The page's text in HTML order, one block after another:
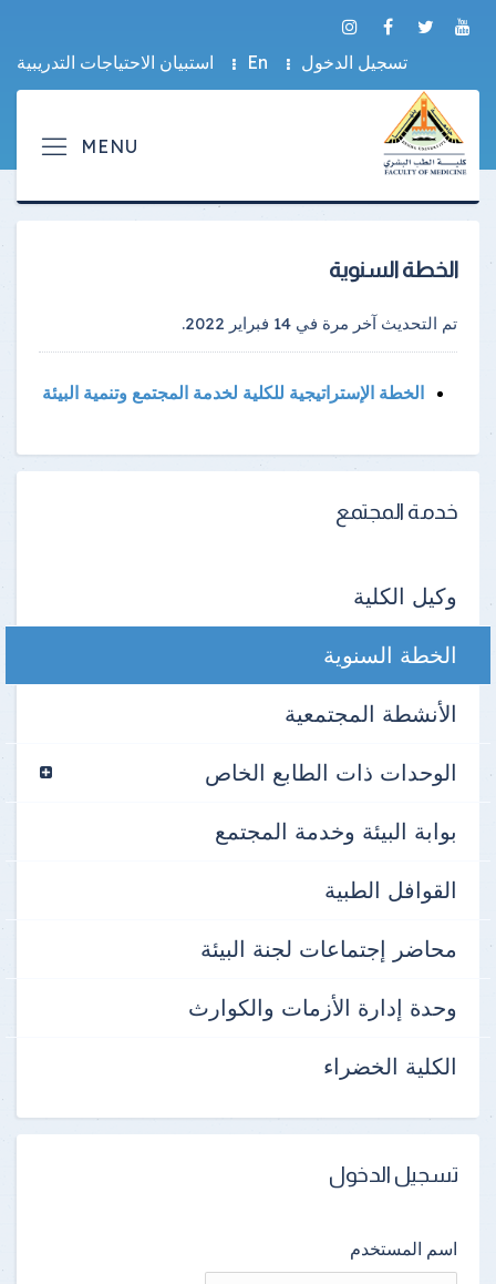
تسجيل الدخول En استبيان الاحتياجات التدريبية
الخطة السنوية
تم التحديث آخر مرة في 14 فبراير 2022 .
الخطة الإستراتيجية للكلية لخدمة المجتمع وتنمية البيئة
خدمة المجتمع
وكيل الكلية
الخطة السنوية
الأنشطة المجتمعية
الوحدات ذات الطابع الخاص
بوابة البيئة وخدمة المجتمع
القوافل الطبية
محاضر إجتماعات لجنة البيئة
وحدة إدارة الأزمات والكوارث
الكلية الخضراء
تسجيل الدخول
اسم المستخدم